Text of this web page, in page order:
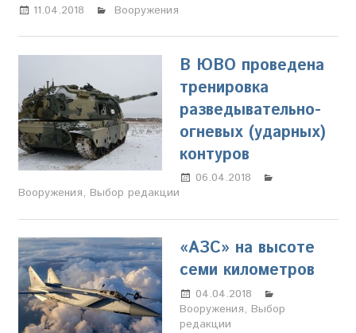
11.04.2018 Олег Владыкин
Вооружения
В ЮВО проведена
тренировка
разведывательно-
огневых (ударных)
контуров
06.04.2018
Вооружения, Выбор редакции
«АЗС» на высоте
семи километров
04.04.2018
Владыкин
Вооружения, Выбор
редакции